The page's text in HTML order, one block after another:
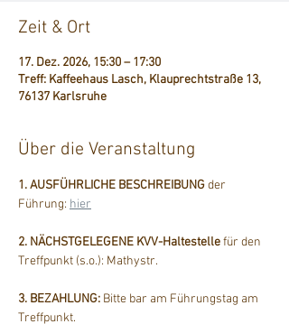
Zeit & Ort
17. Dez. 2026, 15:30 – 17:30
Treff: Kaffeehaus Lasch, Klauprechtstraße 13,
76137 Karlsruhe
Über die Veranstaltung
1. AUSFÜHRLICHE BESCHREIBUNG der
Führung: hier
2. NÄCHSTGELEGENE KVV-Haltestelle für den
Treffpunkt (s.o.): Mathystr.
3. BEZAHLUNG: Bitte bar am Führungstag am
Treffpunkt.